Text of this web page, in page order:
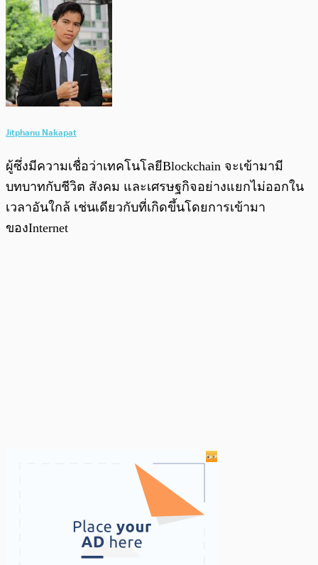
Jitphanu Nakapat
ผู้ซึ่งมีความเชื่อว่าเทคโนโลยีBlockchain จะเข้ามามี
บทบาทกับชีวิต สังคม และเศรษฐกิจอย่างแยกไม่ออกใน
เวลาอันใกล้ เช่นเดียวกับที่เกิดขึ้นโดยการเข้ามา
ของInternet